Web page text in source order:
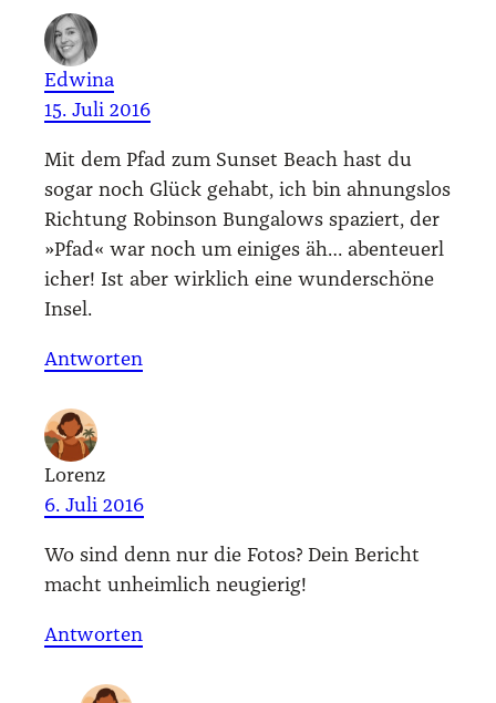
Edwina
15. Juli 2016
Mit dem Pfad zum Sun­set Beach hast du
sogar noch Glück gehabt, ich bin ahnungs­los
Rich­tung Robin­son Bun­ga­lows spa­ziert, der
»Pfad« war noch um eini­ges äh… aben­teu­er­l
i­cher! Ist aber wirk­lich eine wun­der­schö­ne
Insel.
Antworten
Lorenz
6. Juli 2016
Wo sind denn nur die Fotos? Dein Bericht
macht unheim­lich neu­gie­rig!
Antworten